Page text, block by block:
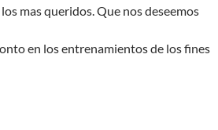
mas queridos. Que nos deseemos
en los entrenamientos de los fines